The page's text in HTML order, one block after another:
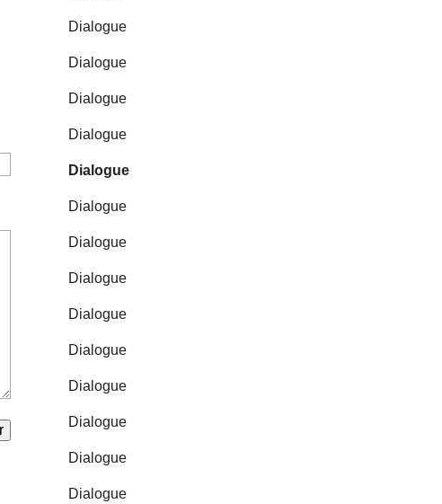
Dialogue
Dialogue
Dialogue
Dialogue
Dialogue
Dialogue
Dialogue
Dialogue
Dialogue
Dialogue
Dialogue
Dialogue
Dialogue
Dialogue